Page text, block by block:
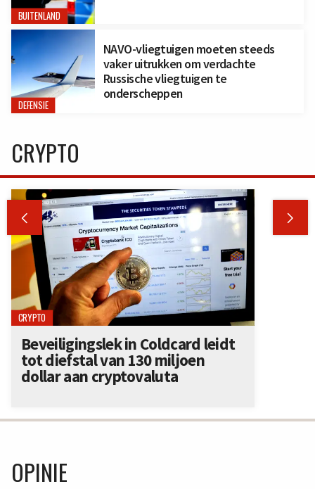
BUITENLAND
DEFENSIE
NAVO-vliegtuigen moeten steeds
vaker uitrukken om verdachte
Russische vliegtuigen te
onderscheppen
CRYPTO
 
CRYPTO
Beveiligingslek in Coldcard leidt
tot diefstal van 130 miljoen
dollar aan cryptovaluta
OPINIE